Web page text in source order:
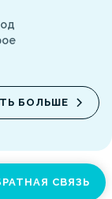
БОЛЬШЕ
СВЯЗЬ